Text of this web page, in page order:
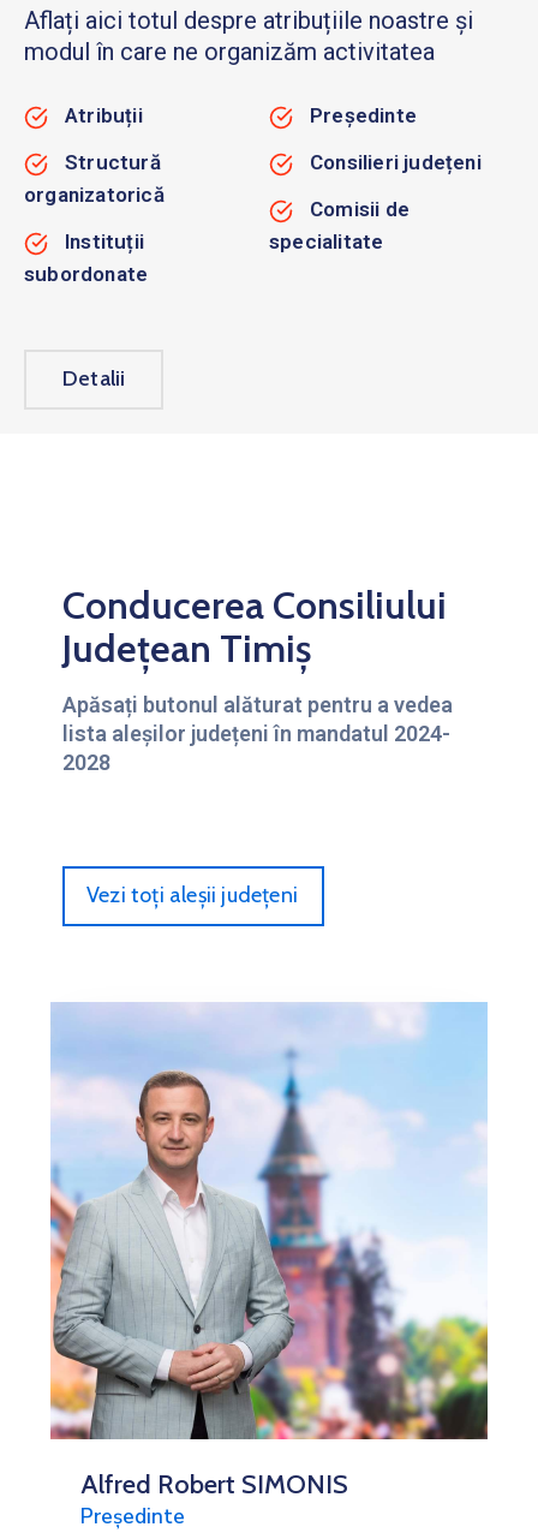
Aflați aici totul despre atribuțiile noastre și
modul în care ne organizăm activitatea
Atribuții
Structură
organizatorică
Instituții
subordonate
Președinte
Consilieri județeni
Comisii de
specialitate
Detalii
Conducerea Consiliului
Județean Timiș
Apăsați butonul alăturat pentru a vedea
lista aleșilor județeni în mandatul 2024-
2028
Vezi toți aleșii județeni
Alfred Robert SIMONIS
Președinte